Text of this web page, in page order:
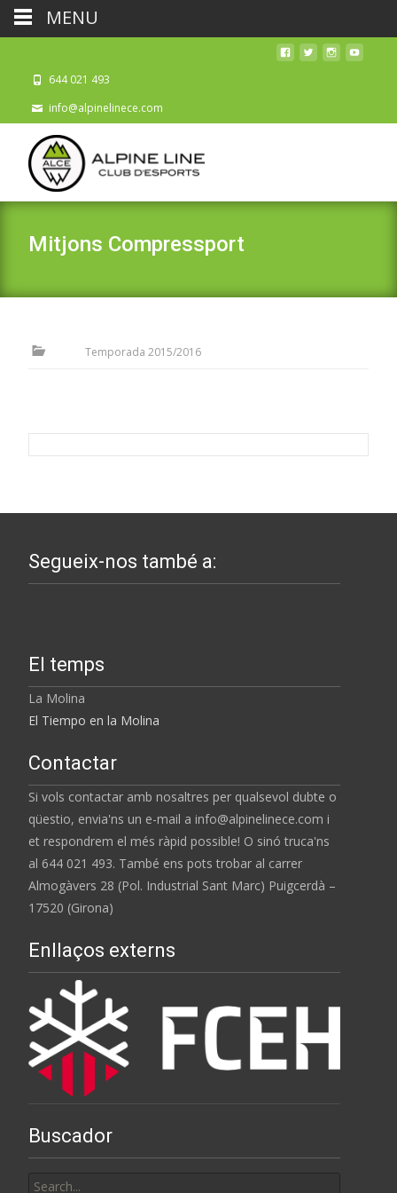
644 021 493
info@alpinelinece.com
Mitjons Compressport
Temporada 2015/2016
Segueix-nos també a:
El temps
La Molina
El Tiempo en la Molina
Contactar
Si vols contactar amb nosaltres per qualsevol dubte o
qüestio, envia'ns un e-mail a info@alpinelinece.com i
et respondrem el més ràpid possible! O sinó truca'ns
al 644 021 493. També ens pots trobar al carrer
Almogàvers 28 (Pol. Industrial Sant Marc) Puigcerdà –
17520 (Girona)
Enllaços externs
Buscador
MENU